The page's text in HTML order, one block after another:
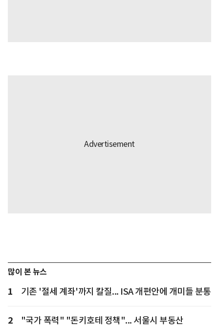
많이 본 뉴스
1 기존 '절세 계좌'까지 칼질... ISA 개편안에 개미들 분통
2
"국가 폭력" "돈키호테 정책"... 서울시 부동산